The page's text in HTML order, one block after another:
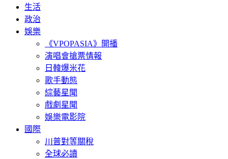
生活
政治
娛樂
《VPOPASIA》開播
演唱會搶票情報
日韓爆米花
歌手動態
綜藝星聞
戲劇星聞
娛樂電影院
國際
川普對等關稅
全球必讀